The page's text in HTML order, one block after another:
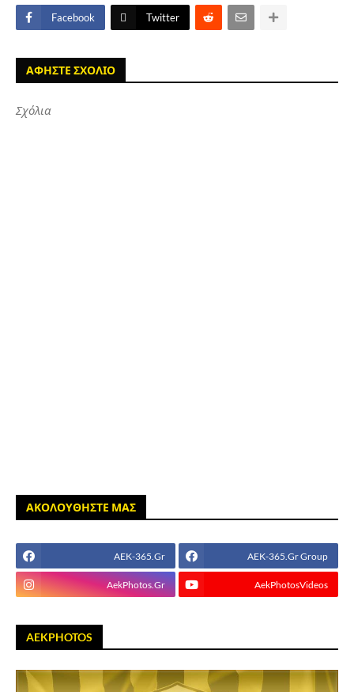
Facebook Twitter
ΑΦΗΣΤΕ ΣΧΟΛΙΟ
Σχόλια
ΑΚΟΛΟΥΘΗΣΤΕ ΜΑΣ
AEK-365.Gr AEK-365.Gr Group
AekPhotos.Gr AekPhotosVideos
AEKPHOTOS